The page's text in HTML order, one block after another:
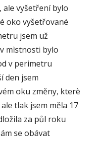
ale vyšetření bylo
oko vyšetřované
jsem už
mìstnosti bylo
v perimetru
den jsem
oku změny, kterè
tlak jsem měla 17
za půl roku
se obávat